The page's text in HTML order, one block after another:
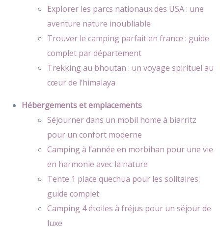
Explorer les parcs nationaux des USA : une
aventure nature inoubliable
Trouver le camping parfait en france : guide
complet par département
Trekking au bhoutan : un voyage spirituel au
cœur de l’himalaya
Hébergements et emplacements
Séjourner dans un mobil home à biarritz
pour un confort moderne
Camping à l’année en morbihan pour une vie
en harmonie avec la nature
Tente 1 place quechua pour les solitaires:
guide complet
Camping 4 étoiles à fréjus pour un séjour de
luxe